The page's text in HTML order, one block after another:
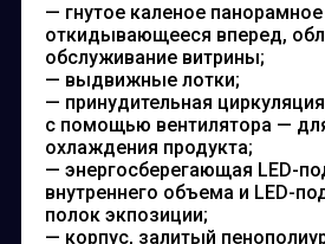
— гнутое каленое панорамное
откидывающееся вперед,
обслуживание витрины;
— выдвижные лотки;
— принудительная
с помощью вентилятора —
охлаждения продукта;
— энергосберегающая LED-
внутреннего объема и LED-
полок экпозиции;
— корпус, залитый